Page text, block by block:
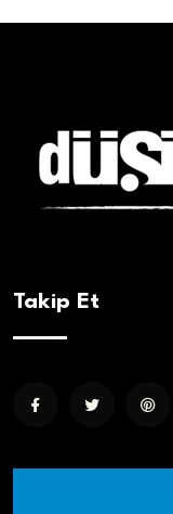
Takip Et